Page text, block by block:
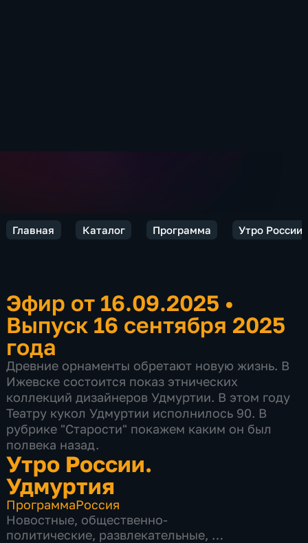
Главная Каталог Программа Утро
Эфир от 16.09.2025 •
Выпуск 16 сентября 2025
года
Древние орнаменты обретают новую жизнь. В
Ижевске состоится показ этнических
коллекций дизайнеров Удмуртии. В этом году
Театру кукол Удмуртии исполнилось 90. В
рубрике "Старости" покажем каким он был
полвека назад.
Утро России.
Удмуртия
ПрограммаРоссия
Новостные, общественно-
политические, развлекательные,